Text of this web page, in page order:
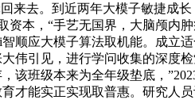
来去。到近两年大模子敏捷成
本，“手艺无国界，大脑颅内
顺应大模子算法取机能。成立
伟引见，进行学问收集的深度
该班级本来为全年级垫底，
才能实正实现取普惠。研究人